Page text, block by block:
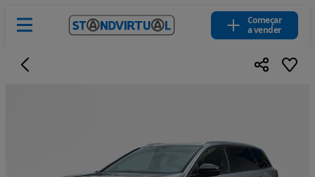
Começar
a vender